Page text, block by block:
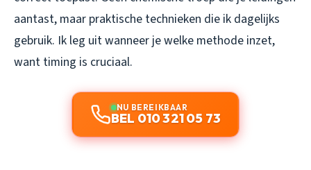
aantast, maar praktische technieken die ik dagelijks
gebruik. Ik leg uit wanneer je welke methode inzet,
want timing is cruciaal.
NU BEREIKBAAR
BEL 010 321 05 73